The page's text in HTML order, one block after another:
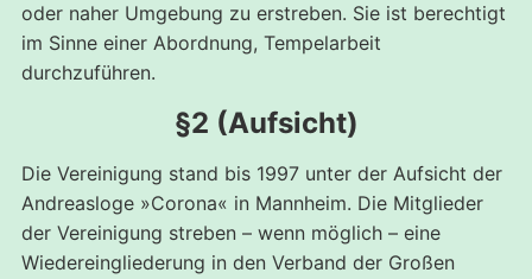
oder naher Umgebung zu erstreben. Sie ist berechtigt
im Sinne einer Abordnung, Tempelarbeit
durchzuführen.
§2 (Aufsicht)
Die Vereinigung stand bis 1997 unter der Aufsicht der
Andreasloge »Corona« in Mannheim. Die Mitglieder
der Vereinigung streben – wenn möglich – eine
Wiedereingliederung in den Verband der Großen